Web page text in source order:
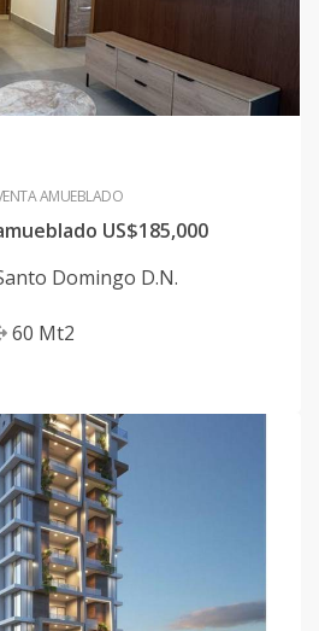
AMUEBLADO
US$185,000
Domingo D.N.
60 Mt2